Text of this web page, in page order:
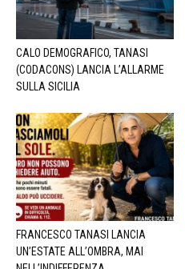
CALO DEMOGRAFICO, TANASI
(CODACONS) LANCIA L’ALLARME
SULLA SICILIA
FRANCESCO TANASI LANCIA
UN’ESTATE ALL’OMBRA, MAI